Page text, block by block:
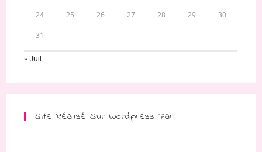
24 25 26 27 28 29 30
31
« Juil
Site Réalisé Sur Wordpress Par :